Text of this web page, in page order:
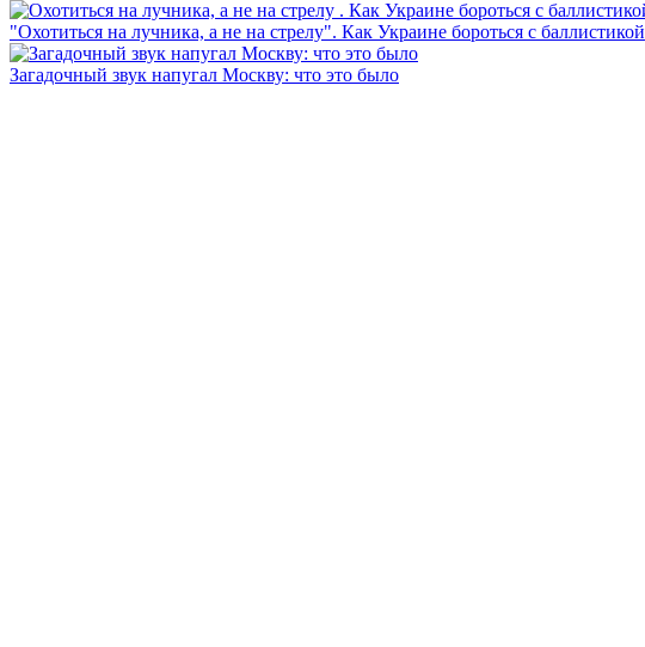
"Охотиться на лучника, а не на стрелу". Как Украине бороться с баллистикой
Загадочный звук напугал Москву: что это было